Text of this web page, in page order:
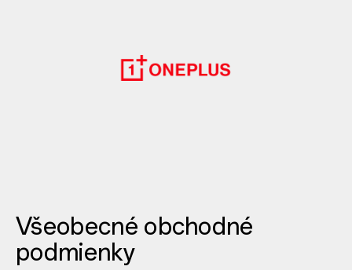
Všeobecné obchodné
podmienky